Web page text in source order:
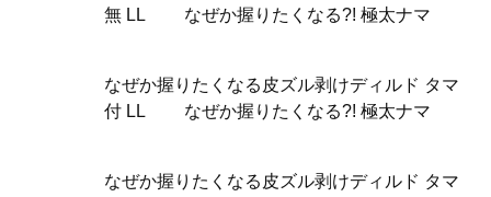
無 LL なぜか握りたくなる?! 極太ナマ
なぜか握りたくなる皮ズル剥けディルド タマ
付 LL なぜか握りたくなる?! 極太ナマ
なぜか握りたくなる皮ズル剥けディルド タマ